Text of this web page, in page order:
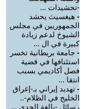
-تحشيدات ...
- هيغسيث يحشد
الجمهوريين في مجلس
الشيوخ لدعم زيادة
كبيرة في ال ...
- جامعة بريطانية تخسر
استئنافها في قضية
فصل أكاديمي بسبب
انتقا ...
- تهديد إيراني بـ-إغراق
الخليج في الظلام-..
رسائل -بالغة الجدي ...